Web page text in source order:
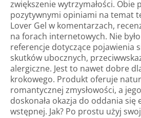
zwiększenie wytrzymałości. Obie
pozytywnymi opiniami na temat
Lover Gel w komentarzach,
na forach internetowych. Nie
referencje dotyczące pojawienia
skutków ubocznych,
alergiczne. Jest to nawet dobre
krokowego. Produkt oferuje
romantycznej zmysłowości, a
doskonała okazja do oddania się
wstępnej. Jak? Po prostu użyj